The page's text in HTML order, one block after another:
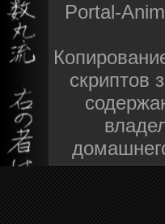
Portal-
скриптов